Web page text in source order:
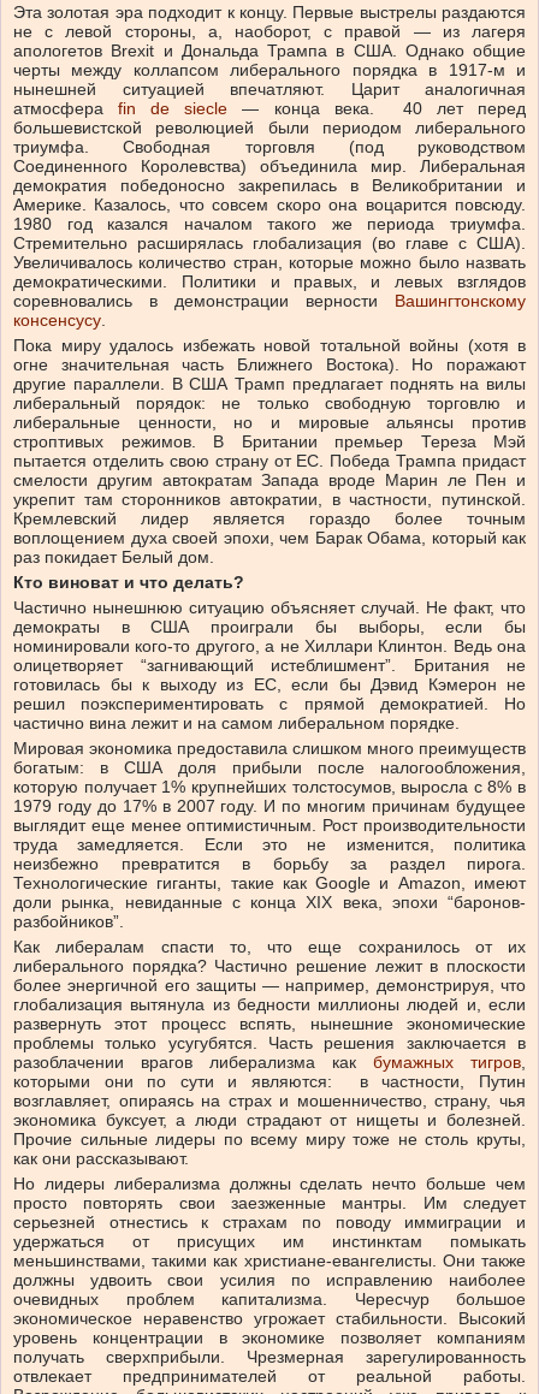
Эта золотая эра подходит к концу. Первые выстрелы раздаются
не с левой стороны, а, наоборот, с правой — из лагеря
апологетов Brexit и Дональда Трампа в США. Однако общие
черты между коллапсом либерального порядка в 1917-м и
нынешней ситуацией впечатляют. Царит аналогичная
атмосфераfin de siecle — конца века. 40 лет перед
большевистской революцией были периодом либерального
триумфа. Свободная торговля (под руководством
Соединенного Королевства) объединила мир. Либеральная
демократия победоносно закрепилась в Великобритании и
Америке. Казалось, что совсем скоро она воцарится повсюду.
1980 год казался началом такого же периода триумфа.
Стремительно расширялась глобализация (во главе с США).
Увеличивалось количество стран, которые можно было назвать
демократическими. Политики и правых, и левых взглядов
соревновались в демонстрации верности Вашингтонскому
консенсусу
Пока миру удалось избежать новой тотальной войны (хотя в
огне значительная часть Ближнего Востока). Но поражают
другие параллели. В США Трамп предлагает поднять на вилы
либеральный порядок: не только свободную торговлю и
либеральные ценности, но и мировые альянсы против
строптивых режимов. В Британии премьер Тереза Мэй
пытается отделить свою страну от ЕС. Победа Трампа придаст
смелости другим автократам Запада вроде Марин ле Пен и
укрепит там сторонников автократии, в частности, путинской.
Кремлевский лидер является гораздо более точным
воплощением духа своей эпохи, чем Барак Обама, который как
раз покидает Белый дом.
Кто виноват и что делать?
Частично нынешнюю ситуацию объясняет случай. Не факт, что
демократы в США проиграли бы выборы, если бы
номинировали кого-то другого, а не Хиллари Клинтон. Ведь она
олицетворяет “загнивающий истеблишмент”. Британия не
готовилась бы к выходу из ЕС, если бы Дэвид Кэмерон не
решил поэкспериментировать с прямой демократией. Но
частично вина лежит и на самом либеральном порядке.
Мировая экономика предоставила слишком много преимуществ
богатым: в США доля прибыли после налогообложения,
которую получает 1% крупнейших толстосумов, выросла с 8% в
1979 году до 17% в 2007 году. И по многим причинам будущее
выглядит еще менее оптимистичным. Рост производительности
труда замедляется. Если это не изменится, политика
неизбежно превратится в борьбу за раздел пирога.
Технологические гиганты, такие как Google и Amazon, имеют
доли рынка, невиданные с конца XIX века, эпохи “баронов-
разбойников”.
Как либералам спасти то, что еще сохранилось от их
либерального порядка? Частично решение лежит в плоскости
более энергичной его защиты — например, демонстрируя, что
глобализация вытянула из бедности миллионы людей и, если
развернуть этот процесс вспять, нынешние экономические
проблемы только усугубятся. Часть решения заключается в
разоблачении врагов либерализма как бумажных тигров
которыми они по сути и являются: в частности, Путин
возглавляет, опираясь на страх и мошенничество, страну, чья
экономика буксует, а люди страдают от нищеты и болезней.
Прочие сильные лидеры по всему миру тоже не столь круты,
как они рассказывают.
Но лидеры либерализма должны сделать нечто больше чем
просто повторять свои заезженные мантры. Им следует
серьезней отнестись к страхам по поводу иммиграции и
удержаться от присущих им инстинктам помыкать
меньшинствами, такими как христиане-евангелисты. Они также
должны удвоить свои усилия по исправлению наиболее
очевидных проблем капитализма. Чересчур большое
экономическое неравенство угрожает стабильности. Высокий
уровень концентрации в экономике позволяет компаниям
получать сверхприбыли. Чрезмерная зарегулированность
отвлекает предпринимателей от реальной работы.